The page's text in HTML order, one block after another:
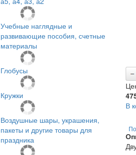
Учебные наглядные и
развивающие пособия, счетные
материалы
Глобусы
Кружки
Воздушные шары, украшения,
пакеты и другие товары для
праздника
В